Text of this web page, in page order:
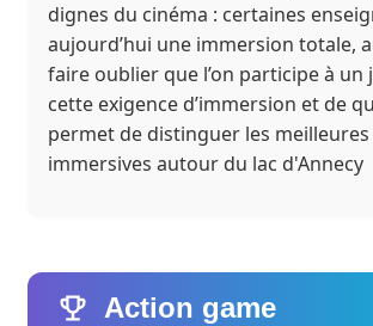
dignes du cinéma : certaines
aujourd’hui une immersion totale,
faire oublier que l’on participe à un
cette exigence d’immersion et de
permet de distinguer les meilleures
immersives autour du lac d'Annecy
Action game